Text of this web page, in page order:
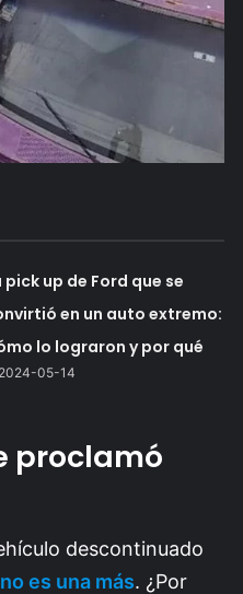
pick up de Ford que se
en un auto extremo:
lo lograron y por qué
2024-05-14
proclamó
descontinuado
no es una más. ¿Por